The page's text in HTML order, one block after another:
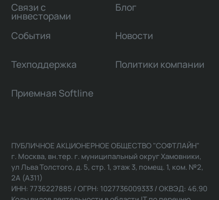
Связи с
инвесторами
Блог
События Новости
Техподдержка Политики компании
Приемная Softline
ПУБЛИЧНОЕ АКЦИОНЕРНОЕ ОБЩЕСТВО "СОФТЛАЙН"
г. Москва, вн.тер. г. муниципальный округ Хамовники,
ул Льва Толстого, д. 5, стр. 1, этаж 3, помещ. 1, ком. №2,
2А (А311)
ИНН: 7736227885 / ОГРН: 1027736009333 / ОКВЭД: 46.90